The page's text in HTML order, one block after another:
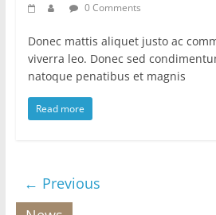
0 Comments
Donec mattis aliquet justo ac
viverra leo. Donec sed
natoque penatibus et magnis
Read more
← Previous